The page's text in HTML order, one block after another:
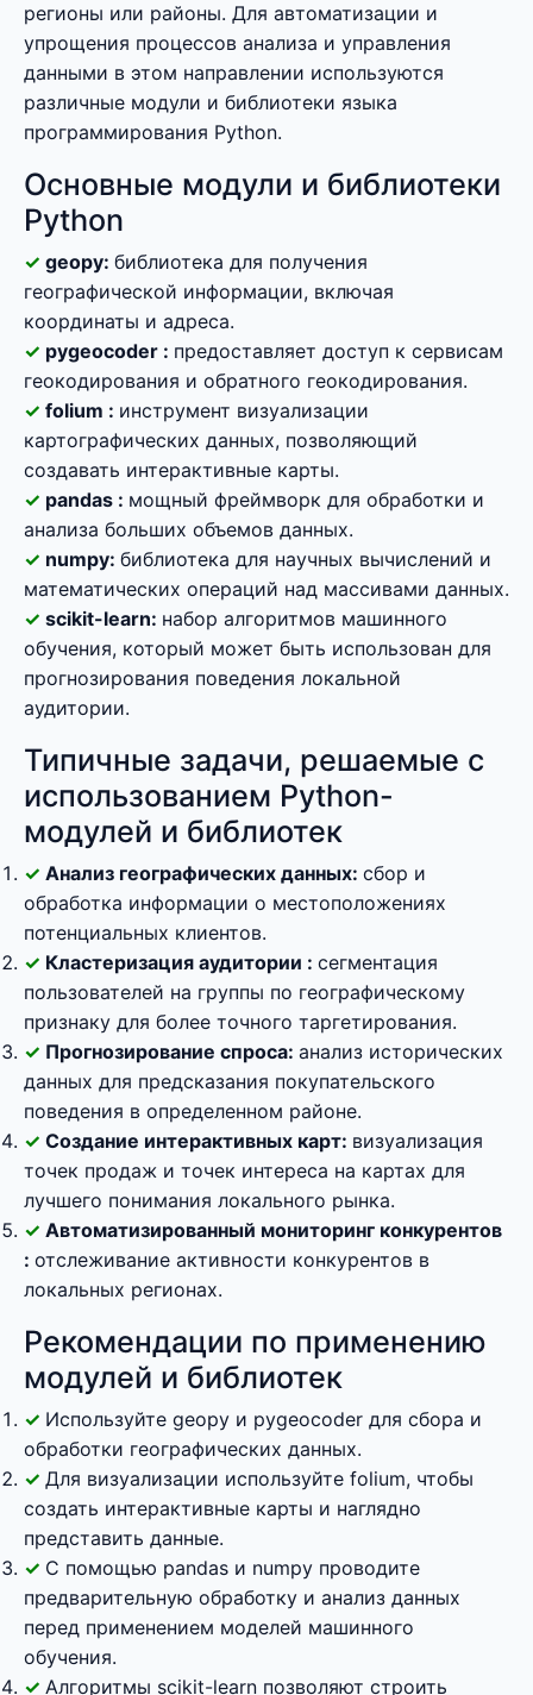
регионы или районы. Для автоматизации и
упрощения процессов анализа и управления
данными в этом направлении используются
различные модули и библиотеки языка
программирования Python.
Основные модули и библиотеки
Python
geopy: библиотека для получения
географической информации, включая
координаты и адреса.
pygeocoder : предоставляет доступ к сервисам
геокодирования и обратного геокодирования.
folium : инструмент визуализации
картографических данных, позволяющий
создавать интерактивные карты.
pandas : мощный фреймворк для обработки и
анализа больших объемов данных.
numpy: библиотека для научных вычислений и
математических операций над массивами данных.
scikit-learn: набор алгоритмов машинного
обучения, который может быть использован для
прогнозирования поведения локальной
аудитории.
Типичные задачи, решаемые с
использованием Python-
модулей и библиотек
Анализ географических данных: сбор и
обработка информации о местоположениях
потенциальных клиентов.
Кластеризация аудитории : сегментация
пользователей на группы по географическому
признаку для более точного таргетирования.
Прогнозирование спроса: анализ исторических
данных для предсказания покупательского
поведения в определенном районе.
Создание интерактивных карт: визуализация
точек продаж и точек интереса на картах для
лучшего понимания локального рынка.
Автоматизированный мониторинг конкурентов
: отслеживание активности конкурентов в
локальных регионах.
Рекомендации по применению
модулей и библиотек
Используйте geopy и pygeocoder для сбора и
обработки географических данных.
Для визуализации используйте folium, чтобы
создать интерактивные карты и наглядно
представить данные.
С помощью pandas и numpy проводите
предварительную обработку и анализ данных
перед применением моделей машинного
обучения.
Алгоритмы scikit-learn позволяют строить